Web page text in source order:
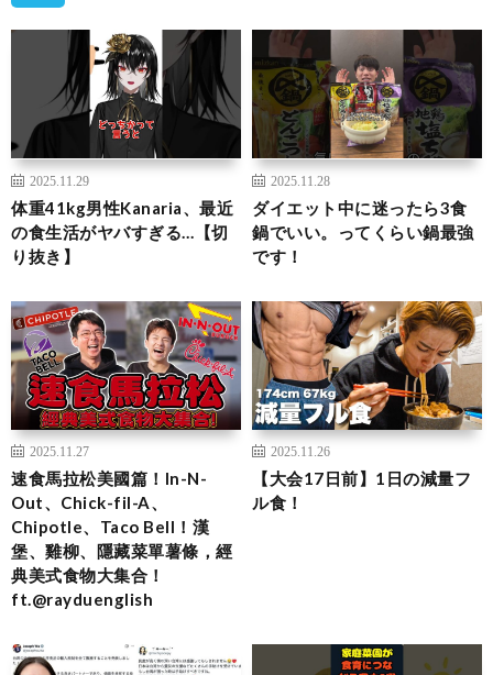
2025.11.29
体重41kg男性Kanaria、最近
の食生活がヤバすぎる…【切
り抜き】
2025.11.28
ダイエット中に迷ったら3食
鍋でいい。ってくらい鍋最強
です！
2025.11.27
速食馬拉松美國篇！In-N-
Out、Chick-fil-A、
Chipotle、Taco Bell！漢
堡、雞柳、隱藏菜單薯條，經
典美式食物大集合！
ft.@rayduenglish
2025.11.26
【大会17日前】1日の減量フ
ル食！